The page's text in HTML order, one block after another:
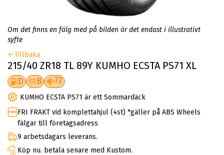
Om det finns en fälg med på bilden är det endast i illustrativt
syfte
Tillbaka
215/40 ZR18 TL 89Y KUMHO ECSTA PS71 XL
D B 72
KUMHO ECSTA PS71 är ett Sommardäck
FRI FRAKT vid komplettahjul (4st) *gäller på ABS Wheels
fälgar till företagsadress
9 arbetsdagars leverans.
Köp nu. betala senare med Kustom.